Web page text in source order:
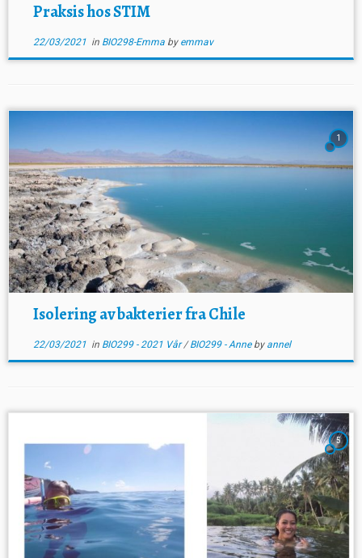
Praksis hos STIM
22/03/2021in BIO298-Emma by emmav
1
Isolering av bakterier fra Chile
22/03/2021in BIO299 - 2021 Vår/BIO299 - Anne by annel
5